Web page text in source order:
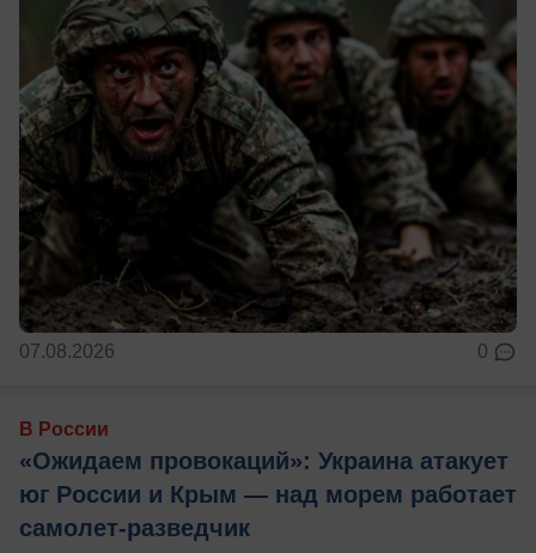
07.08.2026 0
В России
«Ожидаем провокаций»: Украина атакует
юг России и Крым — над морем работает
самолет-разведчик